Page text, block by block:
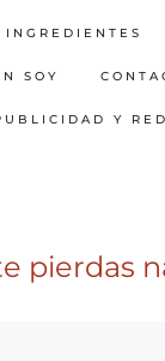
SOY
Y
pierdas